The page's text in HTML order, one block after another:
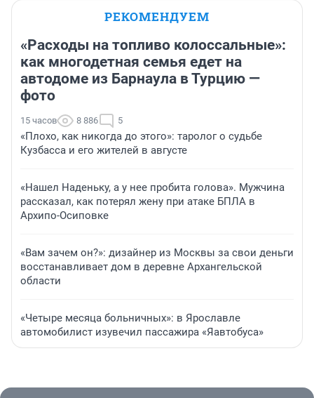
РЕКОМЕНДУЕМ
«Расходы на топливо колоссальные»:
как многодетная семья едет на
автодоме из Барнаула в Турцию —
фото
15 часов 8 886 5
«Плохо, как никогда до этого»: таролог о судьбе
Кузбасса и его жителей в августе
«Нашел Наденьку, а у нее пробита голова». Мужчина
рассказал, как потерял жену при атаке БПЛА в
Архипо-Осиповке
«Вам зачем он?»: дизайнер из Москвы за свои деньги
восстанавливает дом в деревне Архангельской
области
«Четыре месяца больничных»: в Ярославле
автомобилист изувечил пассажира «Яавтобуса»